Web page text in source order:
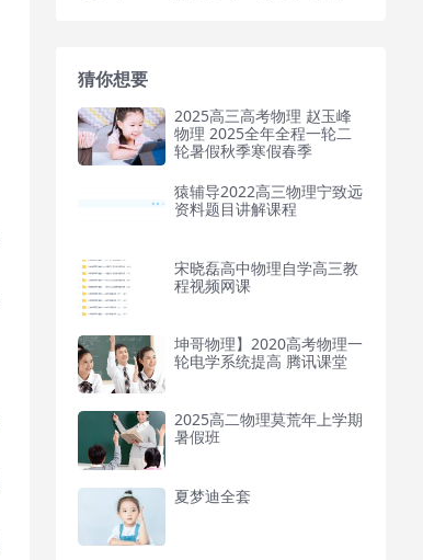
猜你想要
2025高三高考物理 赵玉峰
物理 2025全年全程一轮二
轮暑假秋季寒假春季
猿辅导2022高三物理宁致远
资料题目讲解课程
宋晓磊高中物理自学高三教
程视频网课
坤哥物理】2020高考物理一
轮电学系统提高 腾讯课堂
2025高二物理莫荒年上学期
暑假班
夏梦迪全套